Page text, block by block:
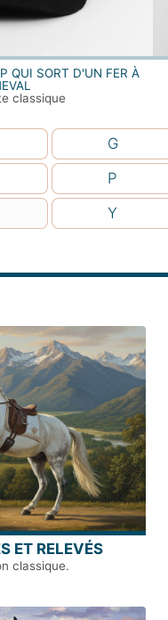
QUI SORT D'UN FER À
classique
G
P
Y
ET RELEVÉS
classique.